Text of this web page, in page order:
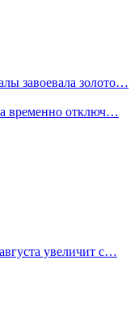
завоевала золото…
временно отключ…
увеличит с…